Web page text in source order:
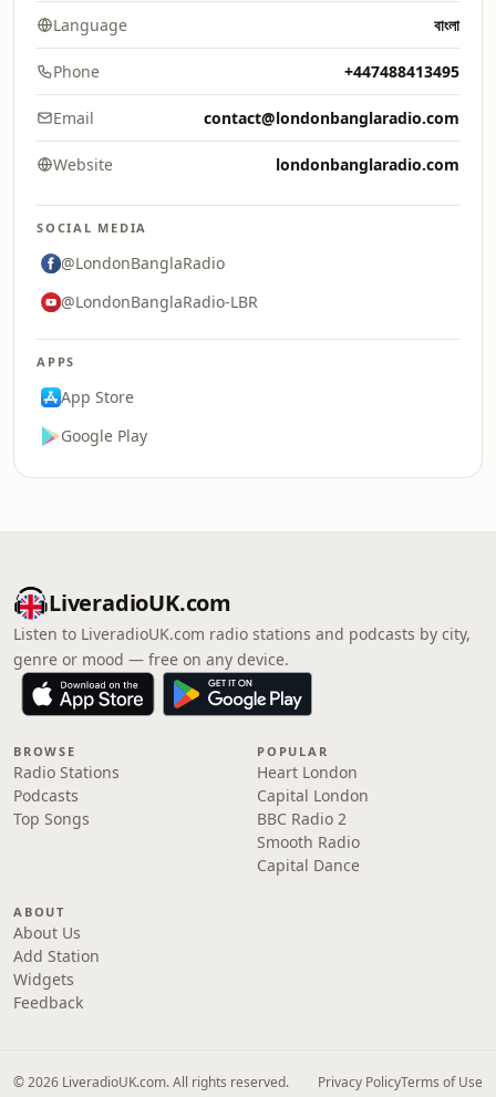
Language বাংলা
Phone +447488413495
Email contact@londonbanglaradio.com
Website londonbanglaradio.com
SOCIAL MEDIA
@LondonBanglaRadio
@LondonBanglaRadio-LBR
APPS
App Store
Google Play
LiveradioUK.com
Listen to LiveradioUK.com radio stations and podcasts by city,
genre or mood — free on any device.
BROWSE
Radio Stations
Podcasts
Top Songs
POPULAR
Heart London
Capital London
BBC Radio 2
Smooth Radio
Capital Dance
ABOUT
About Us
Add Station
Widgets
Feedback
© 2026 LiveradioUK.com. All rights reserved. Privacy PolicyTerms of Use